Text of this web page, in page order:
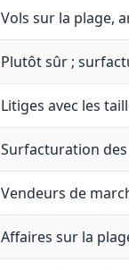
Vols sur la plage,
Plutôt sûr ;
Litiges avec les
Surfacturation
Vendeurs de
Affaires sur la